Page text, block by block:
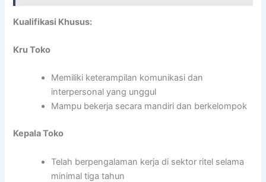
Kualifikasi Khusus:
Kru Toko
Memiliki keterampilan komunikasi dan
interpersonal yang unggul
Mampu bekerja secara mandiri dan berkelompok
Kepala Toko
Telah berpengalaman kerja di sektor ritel selama
minimal tiga tahun